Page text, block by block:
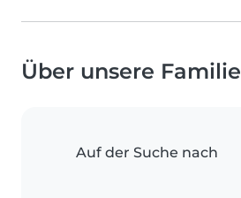
Über unsere Familie
Auf der Suche nach